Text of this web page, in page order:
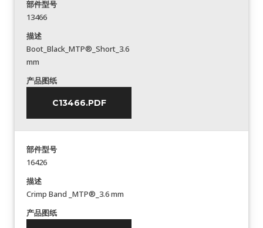
部件型号
13466
描述
Boot_Black_MTP®_Short_3.6
mm
产品图纸
C13466.PDF
部件型号
16426
描述
Crimp Band _MTP®_3.6 mm
产品图纸